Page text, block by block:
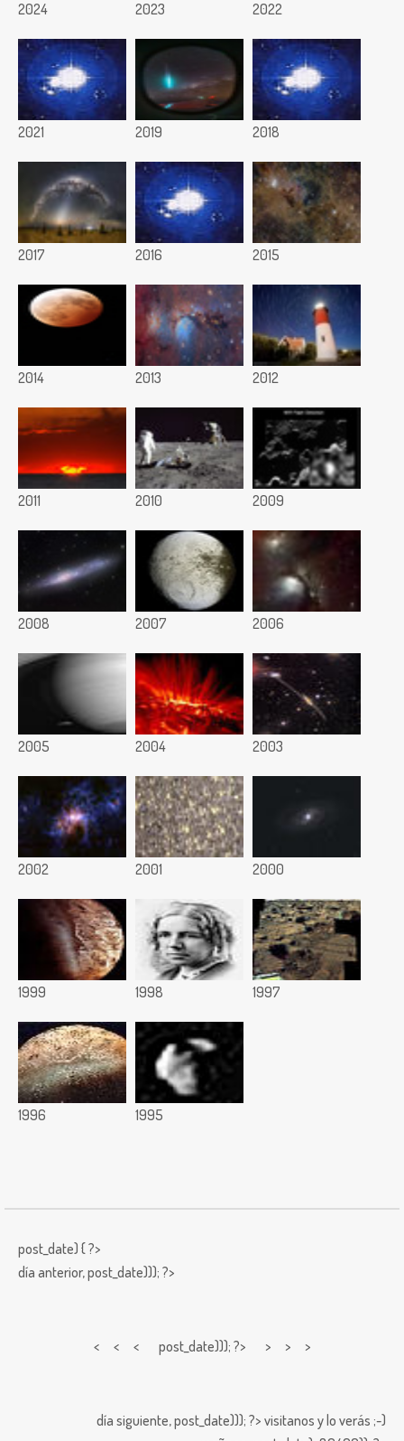
2024 2023 2022
2021 2019 2018
2017 2016 2015
2014 2013 2012
2011 2010 2009
2008 2007 2006
2005 2004 2003
2002 2001 2000
1999 1998 1997
1996 1995
post_date) { ?>
día anterior,post_date))); ?>
< < < post_date))); ?> > > >
día siguiente,post_date))); ?> visitanos y lo verás ;-)